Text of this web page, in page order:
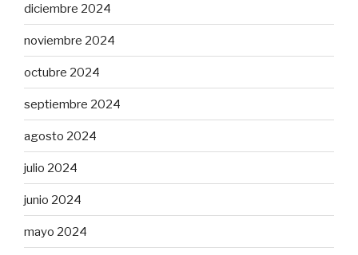
diciembre 2024
noviembre 2024
octubre 2024
septiembre 2024
agosto 2024
julio 2024
junio 2024
mayo 2024